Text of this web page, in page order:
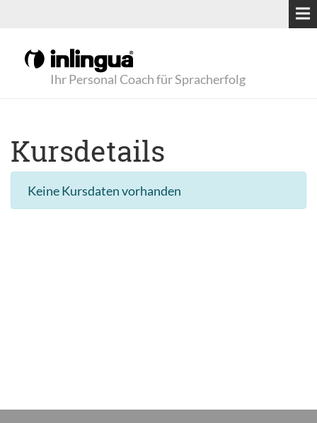
Ihr Personal Coach für Spracherfolg
Kursdetails
Keine Kursdaten vorhanden